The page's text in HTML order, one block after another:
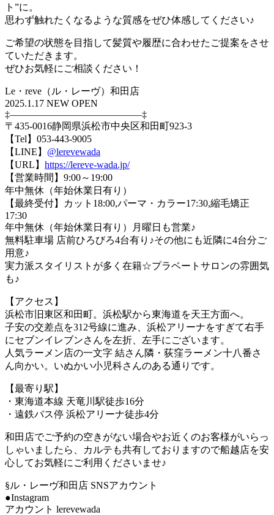
ト”に。
思わず触れたくなるような質感をぜひ体感してください♪
ご希望の状態を目指して髪質や履歴に合わせたご提案をさせ
ていただきます。
ぜひお気軽にご相談ください！
Le・reve（ル・レーヴ）和田店
2025.1.17 NEW OPEN
‡—————————————–‡
〒435-0016静岡県浜松市中央区和田町923-3
【Tel】053-443-9005
【LINE】 @lerevewada
【URL】 https://lereve-wada.jp/
【営業時間】9:00～19:00
年中無休（年始休業日有り）
【最終受付】カット18:00,パーマ・カラー17:30,縮毛矯正
17:30
年中無休（年始休業日有り）月曜日も営業♪
無料駐車場 店前ひろびろ4台有り♪その他にも近隣に4台分ご
用意♪
実力派スタイリストが多く在籍☆プラベートサロンの雰囲気
も♪
【アクセス】
浜松市旧東区和田町。浜松駅から東海道を天王方面へ。
子安の交差点を312号線に進み、浜松アリーナをすぎて右手
にセブンイレブンさんを左折、左手にございます。
人気ラーメン店の一文字 結さん隣・荻窪ラーメン十八番さ
ん向かい。いぬかい小児科さんのある通りです。
【最寄り駅】
・東海道本線 天竜川駅徒歩16分
・遠鉄バス停 浜松アリーナ徒歩4分
和田店でご予約の空きがない場合やお近くのお客様がいらっ
しゃいましたら、カルテも共有しておりますので船越店を安
心してお気軽にご利用くださいませ♪
§ル・レーヴ和田店 SNSアカウント
●Instagram
アカウント lerevewada